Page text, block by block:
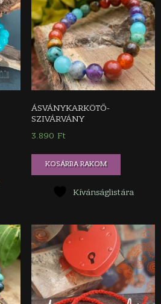
ÁSVÁNYKARKÖTŐ-
SZIVÁRVÁNY
3.890 Ft
KOSÁRBA RAKOM
Kívánságlistára